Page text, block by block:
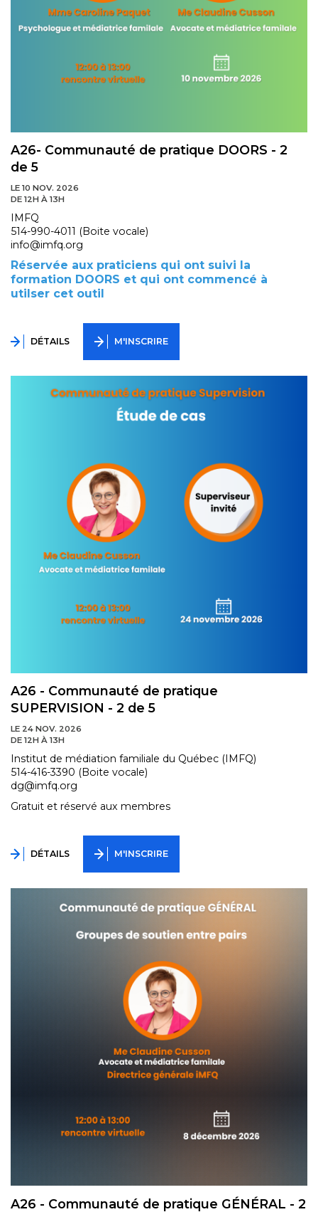
A26- Communauté de pratique DOORS - 2
de 5
LE 10 NOV. 2026
DE 12H À 13H
IMFQ
514-990-4011 (Boite vocale)
info@imfq.org
Réservée aux praticiens qui ont suivi la
formation DOORS et qui ont commencé à
utilser cet outil
DÉTAILS M'INSCRIRE
A26 - Communauté de pratique
SUPERVISION - 2 de 5
LE 24 NOV. 2026
DE 12H À 13H
Institut de médiation familiale du Québec (IMFQ)
514-416-3390 (Boite vocale)
dg@imfq.org
Gratuit et réservé aux membres
DÉTAILS M'INSCRIRE
A26 - Communauté de pratique GÉNÉRAL - 2